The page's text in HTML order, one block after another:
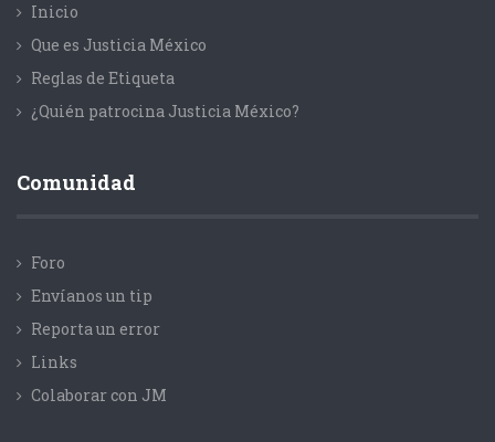
Inicio
Que es Justicia México
Reglas de Etiqueta
¿Quién patrocina Justicia México?
Comunidad
Foro
Envíanos un tip
Reporta un error
Links
Colaborar con JM